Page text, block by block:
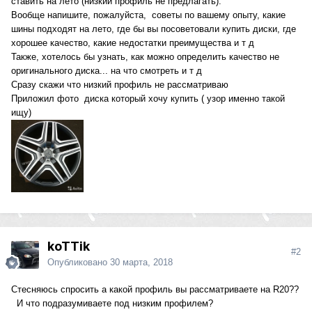
Вообще напишите, пожалуйста, советы по вашему опыту, какие
шины подходят на лето, где бы вы посоветовали купить диски, где
хорошее качество, какие недостатки преимущества и т д
Также, хотелось бы узнать, как можно определить качество не
оригинального диска... на что смотреть и т д
Сразу скажи что низкий профиль не рассматриваю
Приложил фото диска который хочу купить ( узор именно такой
ищу)
koTTik
Опубликовано 30 марта, 2018
#2
Стесняюсь спросить а какой профиль вы рассматриваете на R20??
И что подразумиваете под низким профилем?